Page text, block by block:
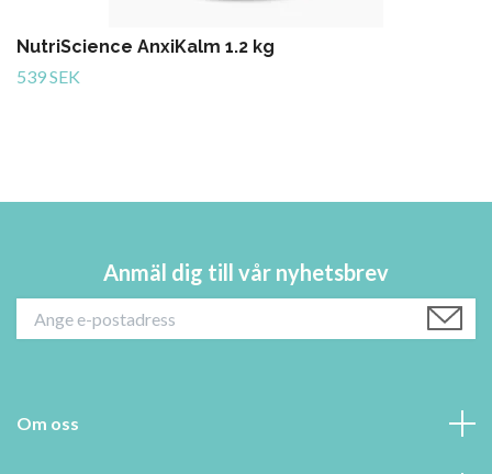
NutriScience AnxiKalm 1.2 kg
539 SEK
Anmäl dig till vår nyhetsbrev
Om oss